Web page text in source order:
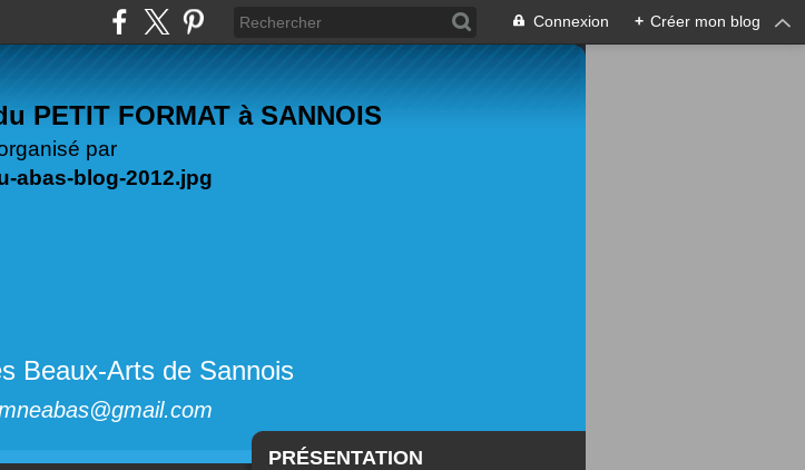
Connexion + Créer mon blog
PETIT FORMAT à SANNOIS
par
Beaux-Arts de Sannois
PRÉSENTATION